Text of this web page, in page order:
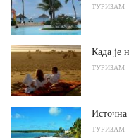
ТУРИЗАМ
Када је
ТУРИЗАМ
ТУРИЗАМ